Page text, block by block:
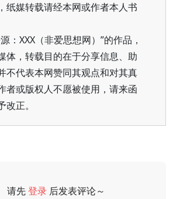
纸媒转载请经本网或作者本人书
：XXX（非爱思想网）”的作品，
体，转载目的在于分享信息、助
不代表本网赞同其观点和对其真
者或版权人不愿被使用，请来函
正。
请先登录 后发表评论～